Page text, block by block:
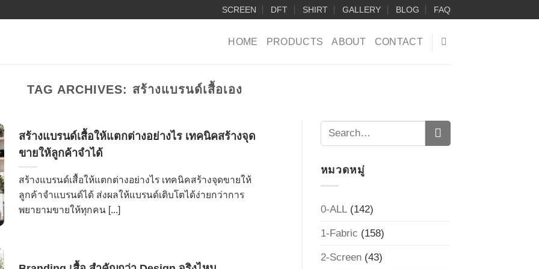
SCREEN DFT SHIRT GALLERY BLOG FAQ
HOME PRODUCTS ABOUT CONTACT
TAG ARCHIVES: สร้างแบรนด์เสื้อเอง
สร้างแบรนด์เสื้อให้แตกต่างอย่างไร เทคนิคสร้างจุด
ขายให้ลูกค้าจำได้
สร้างแบรนด์เสื้อให้แตกต่างอย่างไร เทคนิคสร้างจุดขายให้
ลูกค้าจำแบรนด์ได้ ส่งผลให้แบรนด์เติบโตได้ง่ายกว่าการ
พยายามขายให้ทุกคน [...]
หมวดหมู่
0-ALL(142)
1-Fabric (158)
2-Screen(43)